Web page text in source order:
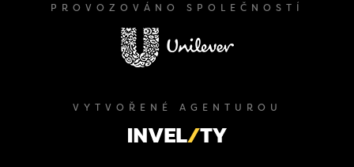
PROVOZOVÁNO SPOLEČNOSTÍ
VYTVOŘENÉ AGENTUROU